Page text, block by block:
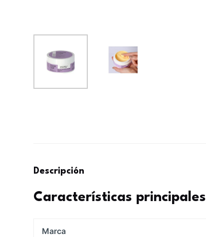
Descripción
Características principales
Marca